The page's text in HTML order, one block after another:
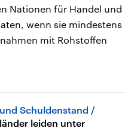
Nationen für Handel und
wenn sie mindestens
mit Rohstoffen
Schuldenstand
leiden unter